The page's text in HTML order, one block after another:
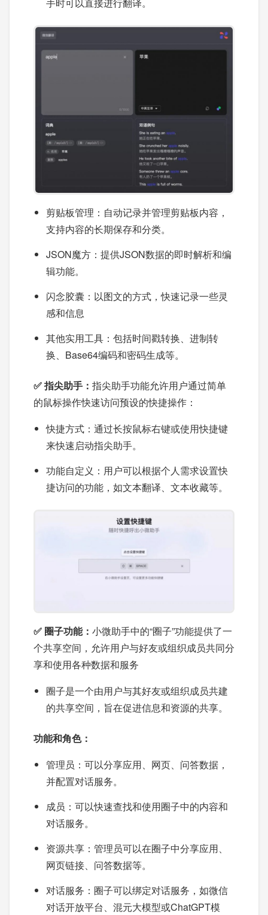
剪贴板管理：自动记录并管理剪贴板内容，
支持内容的长期保存和分类。
JSON魔方：提供JSON数据的即时解析和编
辑功能。
闪念胶囊：以图文的方式，快速记录一些灵
感和信息
其他实用工具：包括时间戳转换、进制转
换、Base64编码和密码生成等。
✅ 指尖助手： 指尖助手功能允许用户通过简单
的鼠标操作快速访问预设的快捷操作：
快捷方式：通过长按鼠标右键或使用快捷键
来快速启动指尖助手。
功能自定义：用户可以根据个人需求设置快
捷访问的功能，如文本翻译、文本收藏等。
✅ 圈子功能： 小微助手中的“圈子”功能提供了一
个共享空间，允许用户与好友或组织成员共同分
享和使用各种数据和服务
圈子是一个由用户与其好友或组织成员共建
的共享空间，旨在促进信息和资源的共享。
功能和角色：
管理员：可以分享应用、网页、问答数据，
并配置对话服务。
成员：可以快速查找和使用圈子中的内容和
对话服务。
资源共享：管理员可以在圈子中分享应用、
网页链接、问答数据等。
对话服务：圈子可以绑定对话服务，如微信
对话开放平台、混元大模型或ChatGPT模